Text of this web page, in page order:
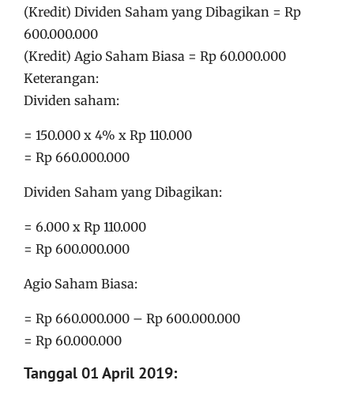
(Kredit) Dividen Saham yang Dibagikan = Rp
600.000.000
(Kredit) Agio Saham Biasa = Rp 60.000.000
Keterangan:
Dividen saham:
= 150.000 x 4% x Rp 110.000
= Rp 660.000.000
Dividen Saham yang Dibagikan:
= 6.000 x Rp 110.000
= Rp 600.000.000
Agio Saham Biasa:
= Rp 660.000.000 – Rp 600.000.000
= Rp 60.000.000
Tanggal 01 April 2019: